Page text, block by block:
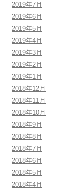
2019年7月
2019年6月
2019年5月
2019年4月
2019年3月
2019年2月
2019年1月
2018年12月
2018年11月
2018年10月
2018年9月
2018年8月
2018年7月
2018年6月
2018年5月
2018年4月